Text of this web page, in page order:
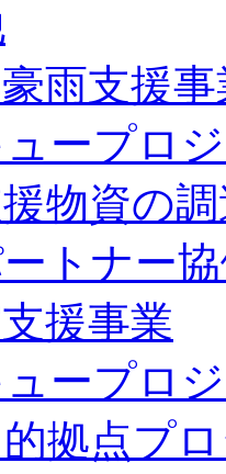
雨支援事
ープロ
物資の
トナー
援事業
ープロ
拠点プ